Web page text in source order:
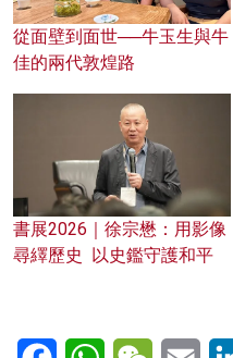
從面壁到面世──牛玉生與牛
佳的兩代敦煌路
書展2026｜徐宗懋：用影像
尋繹歷史 以史鑑守護和平
FacebookWhatsAppWeChatEmail